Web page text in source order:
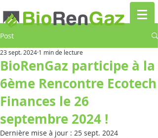
Post
BioRenGaz participe à la
6ème Rencontre Ecotech
Finances le 26
septembre 2024 !
23 sept. 2024 1 min de lecture
Dernière mise à jour : 25 sept. 2024